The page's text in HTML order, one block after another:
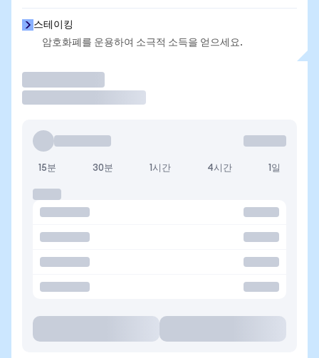
스테이킹
암호화폐를 운용하여 소극적 소득을 얻으세요.
15분 30분 1시간 4시간 1일